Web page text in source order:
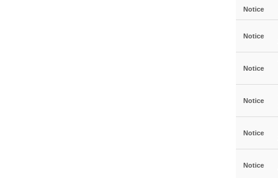
Notice
Notice
Notice
Notice
Notice
Notice